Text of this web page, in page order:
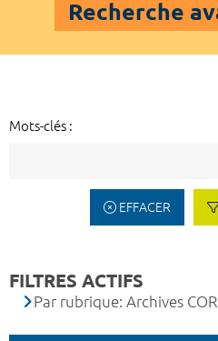
Recherche
Mots-clés :
EFFACER
FILTRES ACTIFS
Par rubrique: Archives